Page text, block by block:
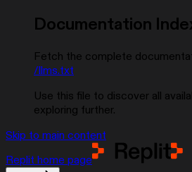
Documentation
Fetch the complete
/llms.txt
Use this file to discover all
exploring further.
Skip to main content
Replit home page